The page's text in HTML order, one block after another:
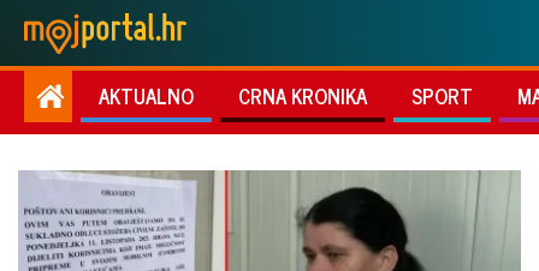
AKTUALNO CRNA KRONIKA SPORT